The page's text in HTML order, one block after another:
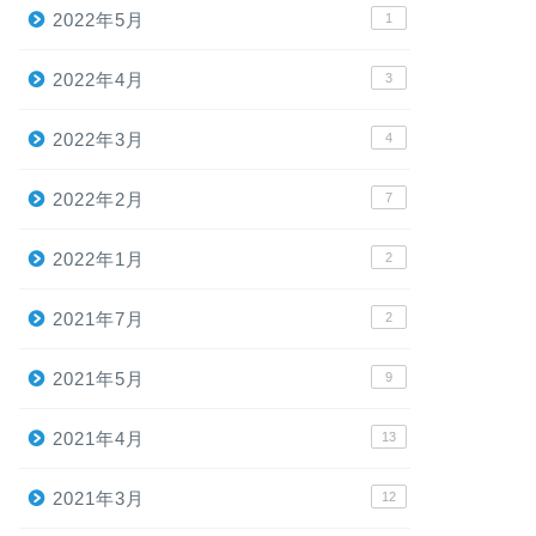
2022年5月 1
2022年4月 3
2022年3月 4
2022年2月 7
2022年1月 2
2021年7月 2
2021年5月 9
2021年4月 13
2021年3月 12